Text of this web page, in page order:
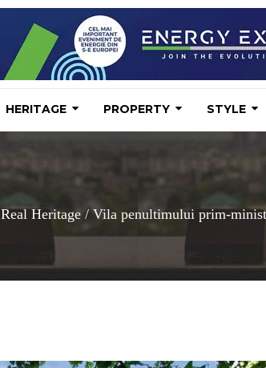
HERITAGE PROPERTY STYLE
Real Heritage /Vila penultimului prim-